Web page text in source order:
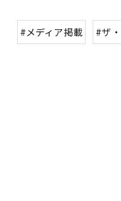
#メディア掲載 #ザ